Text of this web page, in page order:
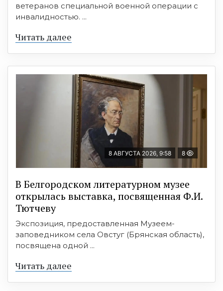
ветеранов специальной военной операции с
инвалидностью. ...
Читать далее
8 АВГУСТА 2026, 9:58 8
В Белгородском литературном музее
открылась выставка, посвященная Ф.И.
Тютчеву
Экспозиция, предоставленная Музеем-
заповедником села Овстуг (Брянская область),
посвящена одной ...
Читать далее